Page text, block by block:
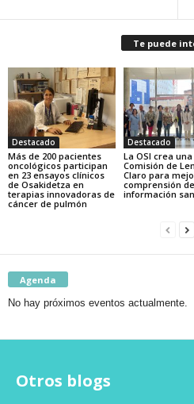
Te puede
Destacado
Más de 200 pacientes
oncológicos participan
en 23 ensayos clínicos
de Osakidetza en
terapias innovadoras de
cáncer de pulmón
Destacado
La OSI crea una
Comisión de
Claro para
comprensión
información
Agenda
No hay próximos eventos actualmente.
Otros blogs